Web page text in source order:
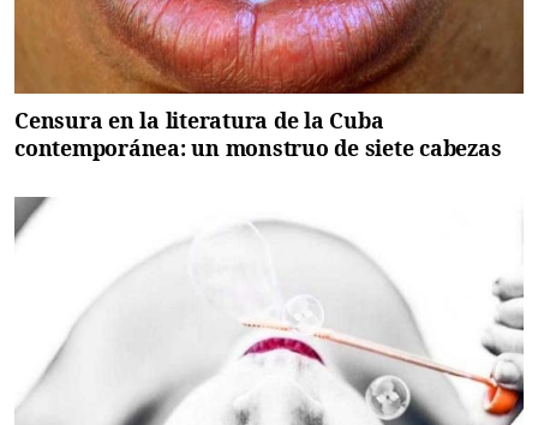
Censura en la literatura de la Cuba
contemporánea: un monstruo de siete cabezas